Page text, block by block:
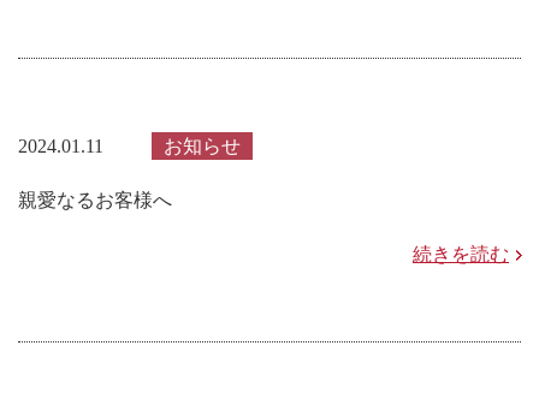
2024.01.11 お知らせ
親愛なるお客様へ
続きを読む